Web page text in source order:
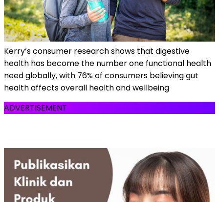
Kerry’s consumer research shows that digestive
health has become the number one functional health
need globally, with 76% of consumers believing gut
health affects overall health and wellbeing
ADVERTISEMENT